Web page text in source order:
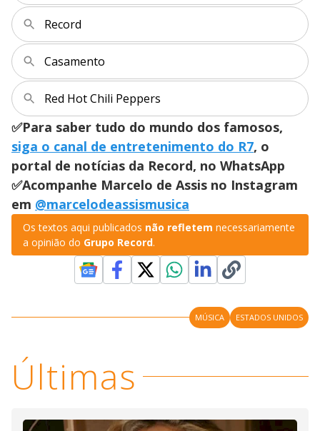
Record
Casamento
Red Hot Chili Peppers
✅Para saber tudo do mundo dos famosos,
siga o canal de entretenimento do R7, o
portal de notícias da Record, no WhatsApp
✅Acompanhe Marcelo de Assis no Instagram
em @marcelodeassismusica
Os textos aqui publicados não refletem necessariamente
a opinião do Grupo Record.
MÚSICA ESTADOS UNIDOS
Últimas